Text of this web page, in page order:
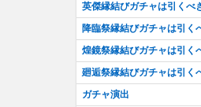
英傑縁結びガチャは引くべ
降臨祭縁結びガチャは引く
煌鏡祭縁結びガチャは引く
廻逅祭縁結びガチャは引く
ガチャ演出